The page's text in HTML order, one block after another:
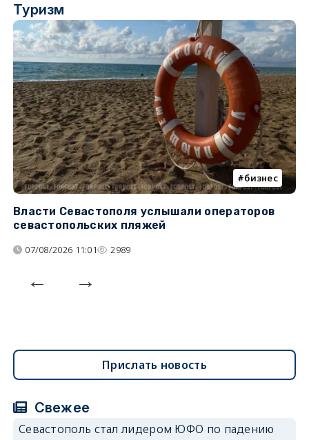
Туризм
бизнес
Власти Севастополя услышали операторов
севастопольских пляжей
07/08/2026 11:01 2989
Прислать новость
Свежее
Севастополь стал лидером ЮФО по падению